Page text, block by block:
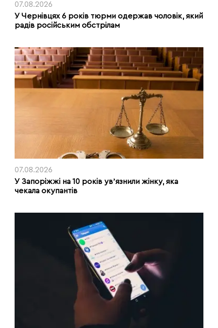
07.08.2026
У Чернівцях 6 років тюрми одержав чоловік, який
радів російським обстрілам
07.08.2026
У Запоріжжі на 10 років увʼязнили жінку, яка
чекала окупантів